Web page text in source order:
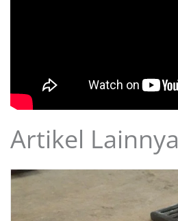
Artikel Lainnya